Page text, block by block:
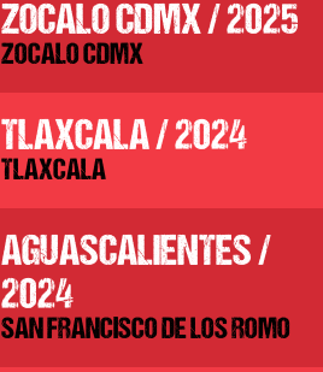
ZOCALO CDMX / 2025
ZOCALO CDMX
TLAXCALA / 2024
TLAXCALA
AGUASCALIENTES /
2024
SAN FRANCISCO DE LOS ROMO